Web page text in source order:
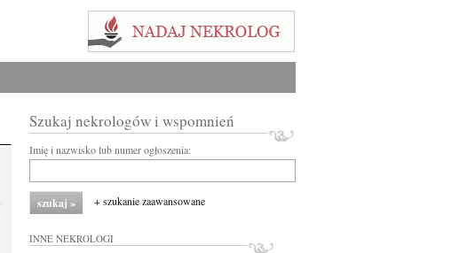
Szukaj nekrologów i wspomnień
Imię i nazwisko lub numer ogłoszenia:
+ szukanie zaawansowane
INNE NEKROLOGI